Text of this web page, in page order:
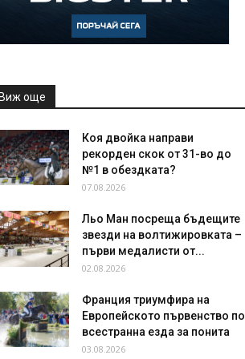
още
Коя двойка направи
рекорден скок от 31-во до
№1 в обездката?
07.08.2026
Льо Ман посреща бъдещите
звезди на волтижировката –
първи медалисти от...
02.08.2026
Франция триумфира на
Европейското първенство по
всестранна езда за понита
03.08.2026